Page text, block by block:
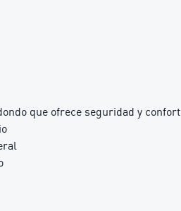
que ofrece seguridad y confort